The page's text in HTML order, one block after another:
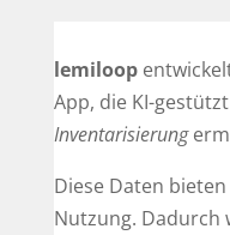
lemiloop
App, die KI-
Inventarisierung
Diese Daten
Nutzung. Dadurch